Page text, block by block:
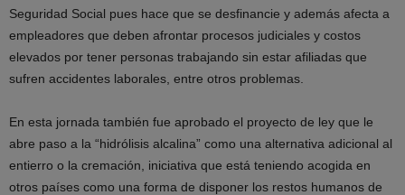
Seguridad Social pues hace que se desfinancie y además afecta a
empleadores que deben afrontar procesos judiciales y costos
elevados por tener personas trabajando sin estar afiliadas que
sufren accidentes laborales, entre otros problemas.
En esta jornada también fue aprobado el proyecto de ley que le
abre paso a la “hidrólisis alcalina” como una alternativa adicional al
entierro o la cremación, iniciativa que está teniendo acogida en
otros países como una forma de disponer los restos humanos de